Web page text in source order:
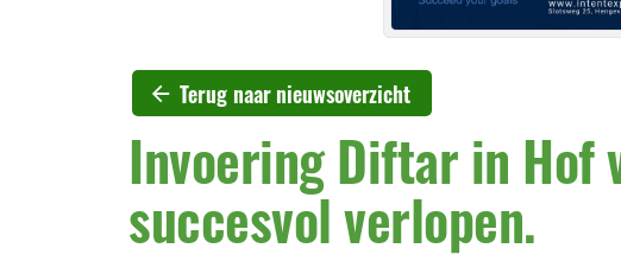
Terug naar nieuwsoverzicht
Invoering Diftar in Hof
succesvol verlopen.